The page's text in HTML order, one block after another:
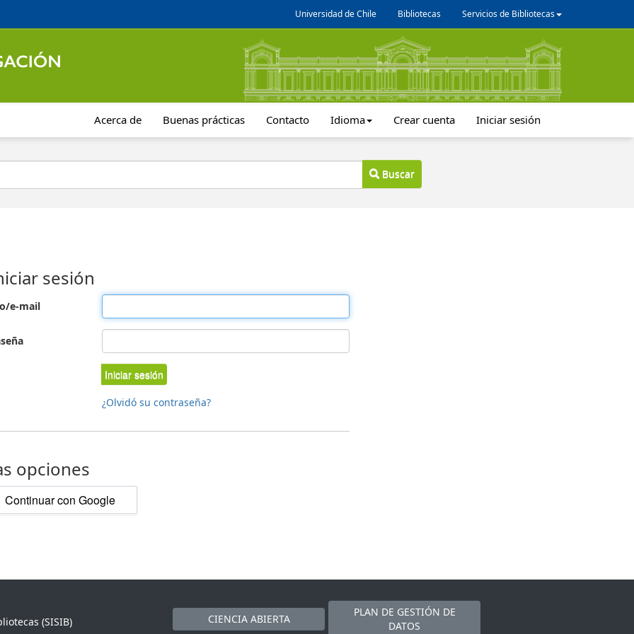
Universidad de Chile Bibliotecas Servicios de Bibliotecas
Acerca de Buenas prácticas Contacto Idioma Crear cuenta Iniciar sesión
Buscar
sesión
e-mail
Iniciar sesión
¿Olvidó su contraseña?
opciones
Continuar con Google
(SISIB)
CIENCIA ABIERTA
PLAN DE GESTIÓN DE
DATOS